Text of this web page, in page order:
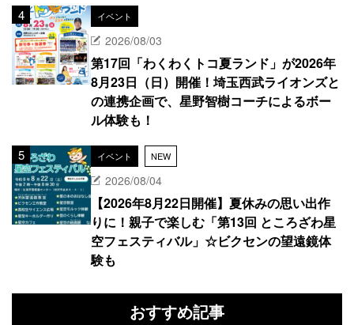
イベント
2026/08/03
第17回「わくわくトコ夏ランド」が2026年
8月23日（日）開催！埼玉西武ライオンズと
の連携企画で、星野智樹コーチによるボー
ル体験も！
イベント NEW
2026/08/04
【2026年8月22日開催】夏休みの思い出作
りに！親子で楽しむ「第13回 ところざわ星
空フェスティバル」☆ビクセンの望遠鏡体
験も
おすすめ記事